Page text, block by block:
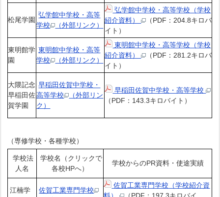
松尾学園
弘学館中学校・高等
学校
（外部リンク）
弘学館中学校・高等学校（学校
紹介資料）
（PDF：204.8キロバ
イト）
東明館学
園
東明館中学校・高等
学校
（外部リンク）
東明館中学校・高等学校（学校
紹介資料）
（PDF：281.2キロバ
イト）
大隈記念
早稲田佐
賀学園
早稲田佐賀中学校・
高等学校
（外部リン
ク）
早稲田佐賀中学校・高等学校
（PDF：143.3キロバイト）
（専修学校・各種学校）
学校法
人名
学校名（クリックで
各校HPへ）
学校からのPR資料・使途実績
江楠学
佐賀工業専門学校
佐賀工業専門学校（学校紹介資